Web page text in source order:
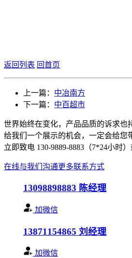
返回列表 回首页
上一篇： 中冶南方
下一篇： 中百超市
世界始终在变化，产品品质的诉求也
给我们一个展示的机会，一定会给您
立即致电 130-9889-8883（7*24小时
在线与我们沟通更多联系方式
13098898883 陈经理
加微信
13871154865 刘经理
加微信